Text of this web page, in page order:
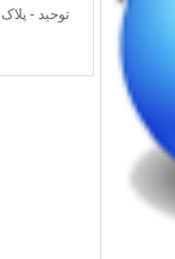
توحید - پلاک 192 – واحد 3